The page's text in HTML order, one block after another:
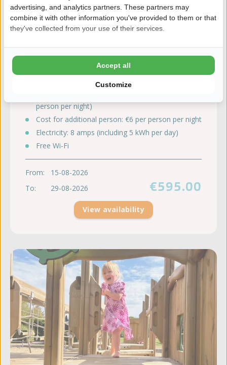
't Rheezerwold
person per night)
Cost for additional person: €6 per person per night
Electricity: 8 amps (including 5 kWh per day)
Free Wi-Fi
From:
15-08-2026
To:
29-08-2026 €595.00
View availability
advertising, and analytics partners. These partners may
combine it with other information you've provided to them or that
they've collected from your use of their services.
Customize
Accept all